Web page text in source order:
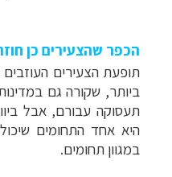
הכפר שהצעירים כן
תופעת הצעירים
ביותר, שקורה גם
תעסוקה עבורם, אבל
היא אחד התחומים
במגוון תחומים.